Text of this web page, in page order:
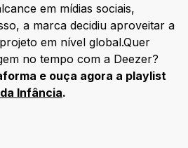
em mídias sociais,
a marca decidiu aproveitar a
em nível global.Quer
no tempo com a Deezer?
e ouça agora a playlist
Infância.